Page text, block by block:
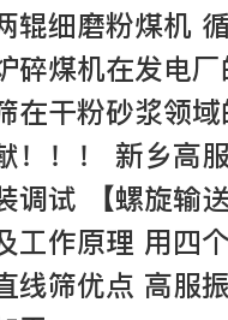
辊细磨粉煤机
碎煤机在发电
在干粉砂浆领
！！！ 新乡高
调试 【螺旋输
工作原理 用四
线筛优点 高服